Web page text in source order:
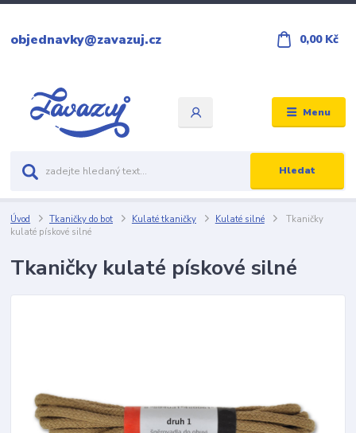
Menu
Hledat
objednavky@zavazuj.cz 0,00 Kč
Úvod Tkaničky do bot Kulaté tkaničky Kulaté silné
Tkaničky
kulaté pískové silné
Tkaničky kulaté pískové silné